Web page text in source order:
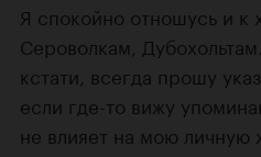
Я спокойно отношусь и к
Сероволкам,
кстати, всегда прошу
если где-то вижу
не влияет на мою личную